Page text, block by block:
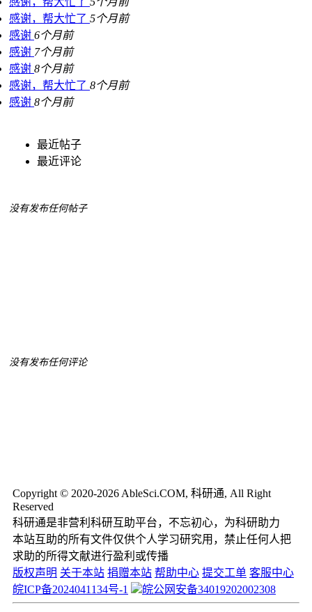
感谢，帮大忙了 5个月前
感谢 6个月前
感谢 7个月前
感谢 8个月前
感谢，帮大忙了 8个月前
感谢 8个月前
最近帖子
最近评论
没有发布任何帖子
没有发布任何评论
Copyright © 2020-2026 AbleSci.COM, 科研通, All Right
Reserved
科研通是非营利科研互助平台，不忘初心，为科研助力
本站互助的所有文件仅供个人学习研究用，禁止任何人把
求助的所得文献进行盈利或传播
版权声明 关于本站 捐赠本站 帮助中心 提交工单 客服中心
皖ICP备2024041134号-1
皖公网安备34019202002308